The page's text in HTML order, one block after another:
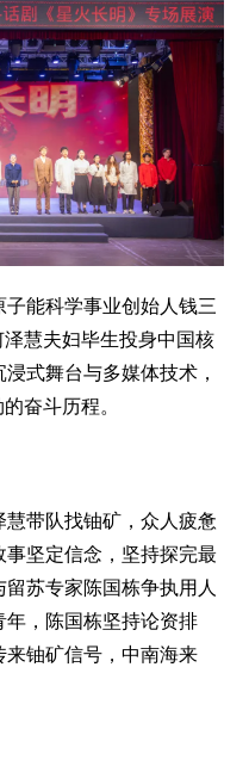
能科学事业创始人钱三
慧夫妇毕生投身中国核
浸式舞台与多媒体技术，
奋斗历程。
带队找铀矿，众人疲惫
事坚定信念，坚持探完最
苏专家陈国栋争执用人
，陈国栋坚持论资排
铀矿信号，中南海来